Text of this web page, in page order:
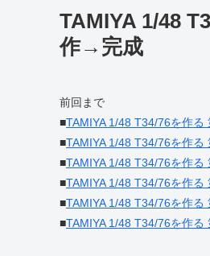
TAMIYA 1/48
作→完成
前回まで
■TAMIYA 1/48 T34/76を作
■TAMIYA 1/48 T34/76を作
■TAMIYA 1/48 T34/76を作る
■TAMIYA 1/48 T34/76を作
■TAMIYA 1/48 T34/76を作
■TAMIYA 1/48 T34/76を作る